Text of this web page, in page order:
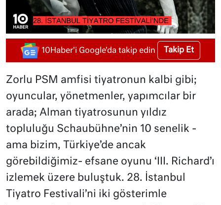
10Haber'i Google'da takip edin Takip Et
Zorlu PSM amfisi tiyatronun kalbi gibi;
oyuncular, yönetmenler, yapımcılar bir
arada; Alman tiyatrosunun yıldız
topluluğu Schaubühne’nin 10 senelik -
ama bizim, Türkiye’de ancak
görebildiğimiz- efsane oyunu ‘III. Richard’ı
izlemek üzere buluştuk. 28. İstanbul
Tiyatro Festivali’ni iki gösterimle